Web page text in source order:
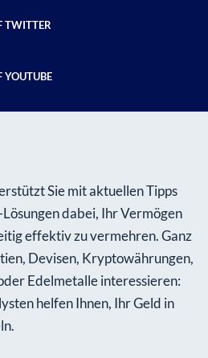
TWITTER
YOUTUBE
Sie mit aktuellen Tipps
dabei, Ihr Vermögen
effektiv zu vermehren. Ganz
Devisen, Kryptowährungen,
Edelmetalle interessieren:
helfen Ihnen, Ihr Geld in